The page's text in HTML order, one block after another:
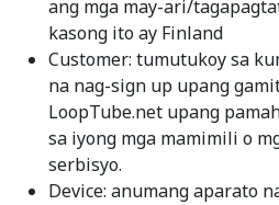
ang mga may-ari/
kasong ito ay Finland
Customer: tumutukoy sa
na nag-sign up upang
LoopTube.net upang
sa iyong mga mamimili o
serbisyo.
Device: anumang aparato